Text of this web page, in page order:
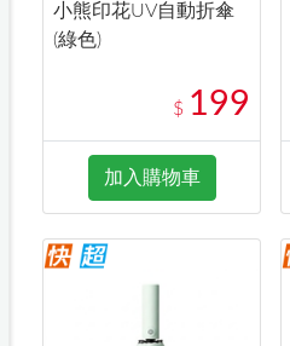
小熊印花UV自動折傘
(綠色)
$ 199
加入購物車